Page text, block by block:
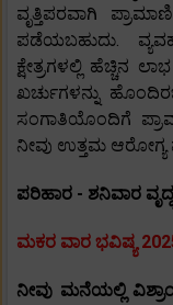
ವೃತ್ತಿಪರವಾಗಿ
ಪಡೆಯಬಹುದು.
ಕ್ಷೇತ್ರಗಳಲ್ಲಿ ಹೆಚ್ಚಿನ
ಖರ್ಚುಗಳನ್ನು
ಸಂಗಾತಿಯೊಂದಿಗೆ
ನೀವು ಉತ್ತಮ ಆರೋಗ್ಯ
ಪರಿಹಾರ - ಶನಿವಾರ
ಮಕರ ವಾರ ಭವಿಷ್ಯ
ನೀವು ಮನೆಯಲ್ಲಿ